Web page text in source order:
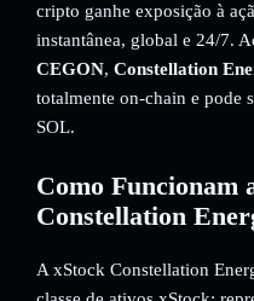
cripto ganhe exposição à
instantânea, global e 24/7.
CEGON, Constellation
totalmente on-chain e pode
SOL.
Como Funcionam
Constellation
A xStock Constellation